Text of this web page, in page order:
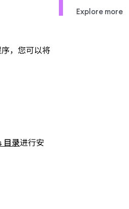
，您可以将
目录进行安
Explore more